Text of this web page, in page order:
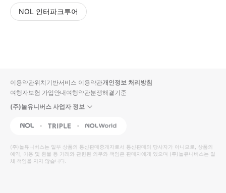
NOL 인터파크투어
입니
다.
높
은
순
동
영
상
순
상
이용약관위치기반서비스 이용약관개인정보 처리방침
여행자보험 가입안내여행약관분쟁해결기준
(주)놀유니버스 사업자 정보
NOL Triple Interpark Global
(주)놀유니버스는 일부 상품의 통신판매중개자로서 통신판매의 당사자가 아니므로, 상품의
예약, 이용 및 환불 등 거래와 관련된 의무와 책임은 판매자에게 있으며 (주)놀유니버스는 일
체 책임을 지지 않습니다.